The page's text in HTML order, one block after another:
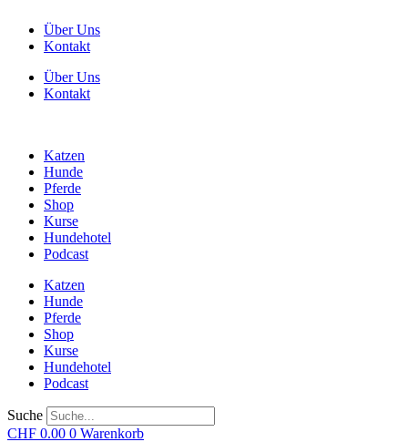
Inhalt
springen
Über Uns
Kontakt
Über Uns
Kontakt
Katzen
Hunde
Pferde
Shop
Kurse
Hundehotel
Podcast
Katzen
Hunde
Pferde
Shop
Kurse
Hundehotel
Podcast
Suche
CHF 0.00 0 Warenkorb